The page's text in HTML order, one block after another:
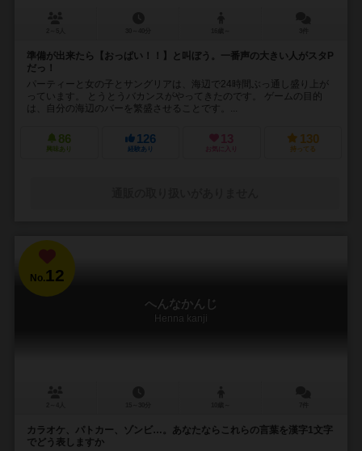
準備が出来たら【おっぱい！！】と叫ぼう。一番声の大きい人がスタP
だっ！
パーティーと女の子とサングリアは、海辺で24時間ぶっ通し盛り上が
っています。 とうとうバカンスがやってきたのです。 ゲームの目的
は、自分の海辺のバーを繁盛させることです。...
86
興味あり
126
経験あり
13
お気に入り
130
持ってる
No.12
へんなかんじ
Henna kanji
カラオケ、パトカー、ゾンビ…。あなたならこれらの言葉を漢字1文字
でどう表しますか